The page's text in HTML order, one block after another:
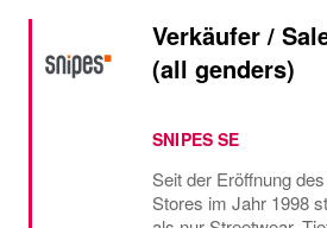
Verkäufer /
(all genders)
SNIPES SE
Seit der Eröffnung
Stores im Jahr 1998